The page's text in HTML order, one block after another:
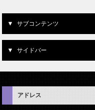
サブコンテンツ
サイドバー
アドレス